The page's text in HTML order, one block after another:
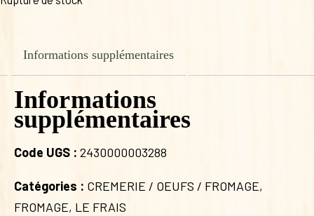
Informations supplémentaires
Informations
supplémentaires
Code UGS : 2430000003288
Catégories : CREMERIE / OEUFS / FROMAGE,
FROMAGE, LE FRAIS